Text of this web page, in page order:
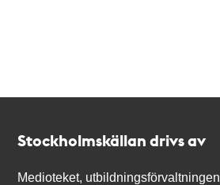
Stockholmskällan drivs av
Medioteket, utbildningsförvaltningen